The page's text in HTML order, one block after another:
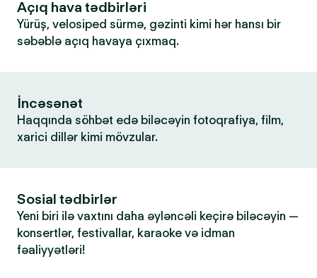
Açıq hava tədbirləri
Yürüş, velosiped sürmə, gəzinti kimi hər hansı bir
səbəblə açıq havaya çıxmaq.
İncəsənət
Haqqında söhbət edə biləcəyin fotoqrafiya, film,
xarici dillər kimi mövzular.
Sosial tədbirlər
Yeni biri ilə vaxtını daha əyləncəli keçirə biləcəyin —
konsertlər, festivallar, karaoke və idman
fəaliyyətləri!